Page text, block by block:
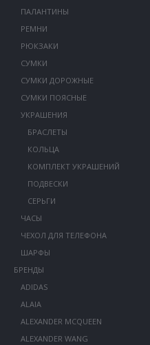
ПАЛАНТИНЫ
РЕМНИ
РЮКЗАКИ
СУМКИ
СУМКИ ДОРОЖНЫЕ
СУМКИ ПОЯСНЫЕ
УКРАШЕНИЯ
БРАСЛЕТЫ
КОЛЬЦА
КОМПЛЕКТ УКРАШЕНИЙ
ПОДВЕСКИ
СЕРЬГИ
ЧАСЫ
ЧЕХОЛ ДЛЯ ТЕЛЕФОНА
ШАРФЫ
БРЕНДЫ
ADIDAS
ALAIA
ALEXANDER MCQUEEN
ALEXANDER WANG